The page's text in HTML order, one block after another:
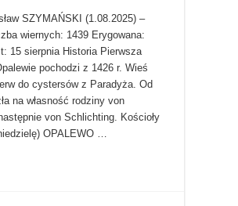
SZYMAŃSKI (1.08.2025) –
wiernych: 1439 Erygowana:
15 sierpnia Historia Pierwsza
pochodzi z 1426 r. Wieś
do cystersów z Paradyża. Od
na własność rodziny von
von Schlichting. Kościoły
OPALEWO …